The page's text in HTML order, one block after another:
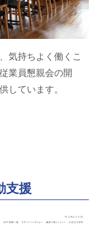
気持ちよく働くこ
業員懇親会の開
しています。
支援